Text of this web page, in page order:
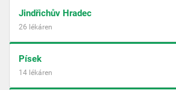
Jindřichův Hradec
26 lékáren
Písek
14 lékáren